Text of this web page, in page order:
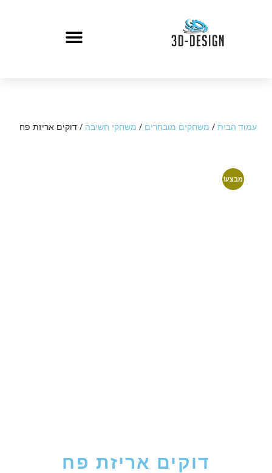
עמוד הבית / משחקים מובחרים / משחקי חשיבה / דוקים אריזת פח
מבצע!
דוקים אריזת פח